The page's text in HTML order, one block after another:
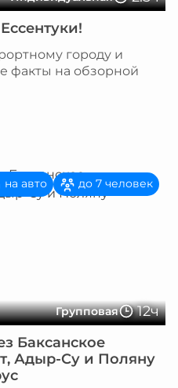
городу и
факты на обзорной
Групповая 12ч
на авто до 7 человек
Баксанское
Адыр-Су и Поляну